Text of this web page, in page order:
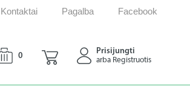
Kontaktai Pagalba Facebook
0
Prisijungti
arba Registruotis